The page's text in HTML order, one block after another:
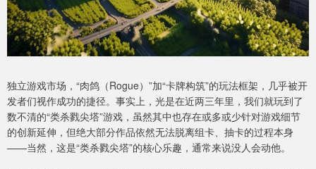
独立游戏市场，“肉鸽（Rogue）”加“卡牌构筑”的玩法框架，几乎被开
发者们视作成功的捷径。事实上，光是在近两三年里，我们就玩到了
数不清的“类杀戮尖塔”游戏，虽然其中也存在或多或少针对游戏细节
的创新延伸，但绝大部分作品依然无法脱离组卡、抽卡的过程本身
——当然，这是“类杀戮尖塔”的核心乐趣，通常来说没人会动他。